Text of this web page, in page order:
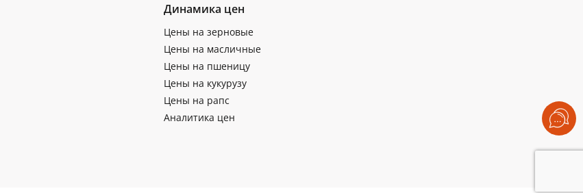
Динамика цен
Цены на зерновые
Цены на масличные
Цены на пшеницу
Цены на кукурузу
Цены на рапс
Аналитика цен